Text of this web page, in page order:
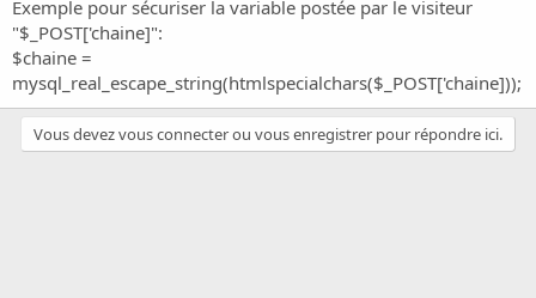
c
u
s
s
i
o
n
Exemple pour sécuriser la variable postée par le visiteur
"$_POST['chaine]":
$chaine =
mysql_real_escape_string(htmlspecialchars($_POST['chaine]));
Vous devez vous connecter ou vous enregistrer pour répondre ici.